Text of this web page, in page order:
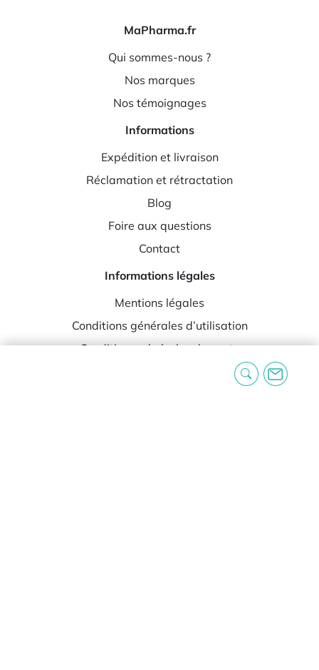
MaPharma.fr
Qui sommes-nous ?
Nos marques
Nos témoignages
Informations
Expédition et livraison
Réclamation et rétractation
Blog
Foire aux questions
Contact
Informations légales
Mentions légales
Conditions générales d’utilisation
Conditions générales de vente